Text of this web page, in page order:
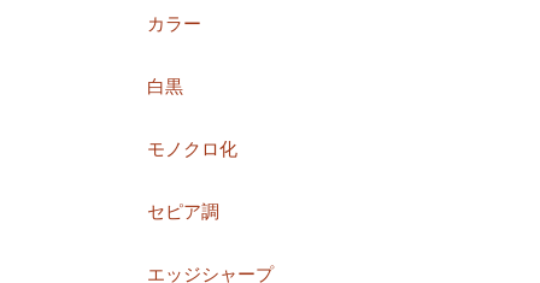
カラー
白黒
モノクロ化
セピア調
エッジシャープ